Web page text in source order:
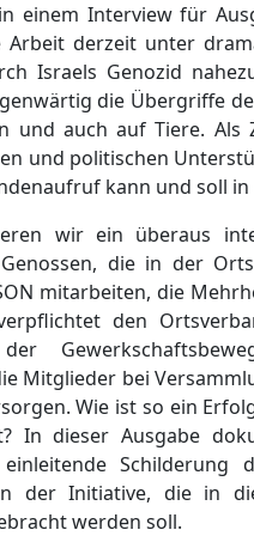
einem Interview für
Arbeit derzeit unter
Israels Genozid
die Übergriffe
und auch auf Tiere.
und politischen
kann und soll
wir ein überaus
die in der
mitarbeiten, die
den
der
Mitglieder bei
Wie ist so ein
In dieser Ausgabe
Schilderung
der Initiative, die in
werden soll.